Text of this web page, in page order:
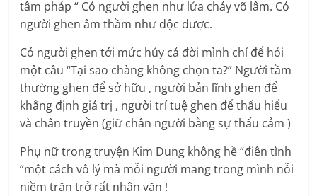
tâm pháp “ Có người ghen như lửa cháy võ lâm. Có
người ghen âm thầm như độc dược.
Có người ghen tới mức hủy cả đời mình chỉ để hỏi
một câu “Tại sao chàng không chọn ta?” Người tầm
thường ghen để sở hữu , người bản lĩnh ghen để
khẳng định giá trị , người trí tuệ ghen để thấu hiểu
và chân truyền (giữ chân người bằng sự thấu cảm )
Phụ nữ trong truyện Kim Dung không hề “điên tình
“một cách vô lý mà mỗi người mang trong mình nỗi
niềm trăn trở rất nhân văn !